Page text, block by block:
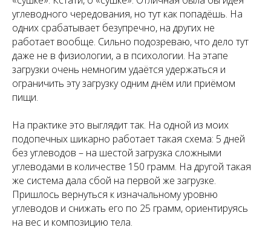
углеводного чередования, но тут как попадёшь. На
одних срабатывает безупречно, на других не
работает вообще. Сильно подозреваю, что дело тут
даже не в физиологии, а в психологии. На этапе
загрузки очень немногим удаётся удержаться и
ограничить эту загрузку одним днём или приёмом
пищи.
На практике это выглядит так. На одной из моих
подопечных шикарно работает такая схема: 5 дней
без углеводов – на шестой загрузка сложными
углеводами в количестве 150 грамм. На другой такая
же система дала сбой на первой же загрузке.
Пришлось вернуться к изначальному уровню
углеводов и снижать его по 25 грамм, ориентируясь
на вес и композицию тела.